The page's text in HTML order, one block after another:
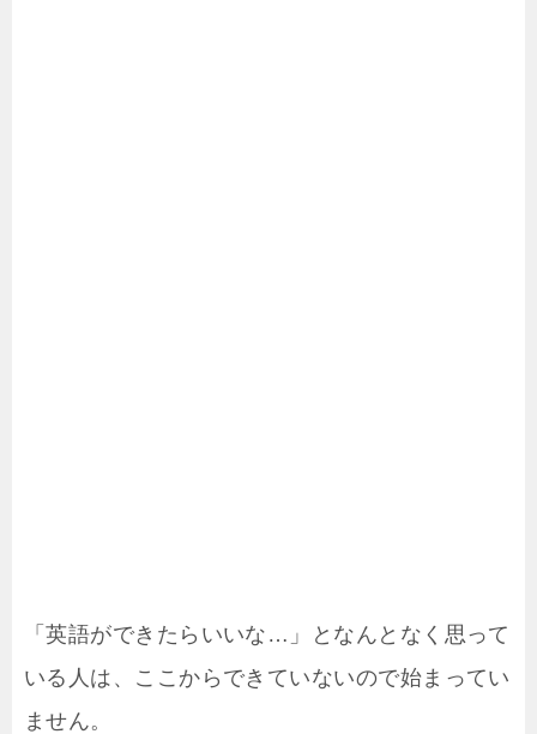
「英語ができたらいいな…」となんとなく思って
いる人は、ここからできていないので始まってい
ません。